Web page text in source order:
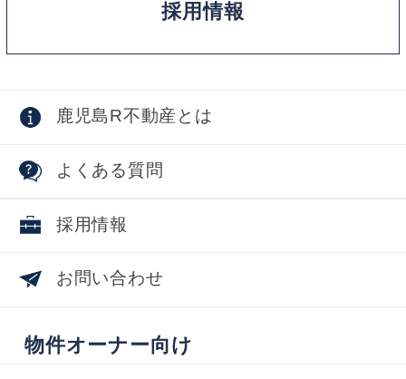
採用情報
鹿児島R不動産とは
よくある質問
採用情報
お問い合わせ
物件オーナー向け